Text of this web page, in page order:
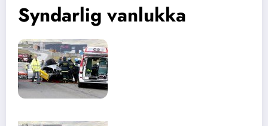
Syndarlig vanlukka